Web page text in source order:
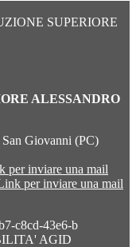
SUPERIORE
ALESSANDRO
Giovanni (PC)
per inviare una mail
per inviare una mail
c8cd-43e6-b
AGID